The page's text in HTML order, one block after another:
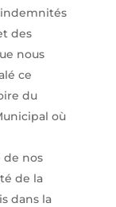
des
nous
ce
du
où
de nos
de la
dans la